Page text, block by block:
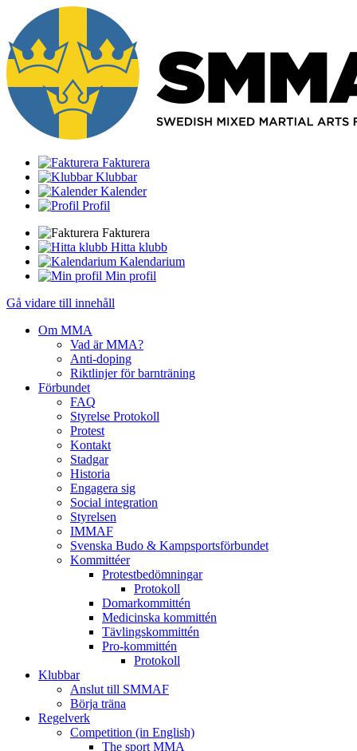
Fakturera
Klubbar
Kalender
Profil
Fakturera
Hitta klubb
Kalendarium
Min profil
Gå vidare till innehåll
Om MMA
Vad är MMA?
Anti-doping
Riktlinjer för barnträning
Förbundet
FAQ
Styrelse Protokoll
Protest
Kontakt
Stadgar
Historia
Engagera sig
Social integration
Styrelsen
IMMAF
Svenska Budo & Kampsportsförbundet
Kommittéer
Protestbedömningar
Protokoll
Domarkommittén
Medicinska kommittén
Tävlingskommittén
Pro-kommittén
Protokoll
Klubbar
Anslut till SMMAF
Börja träna
Regelverk
Competition (in English)
The sport MMA